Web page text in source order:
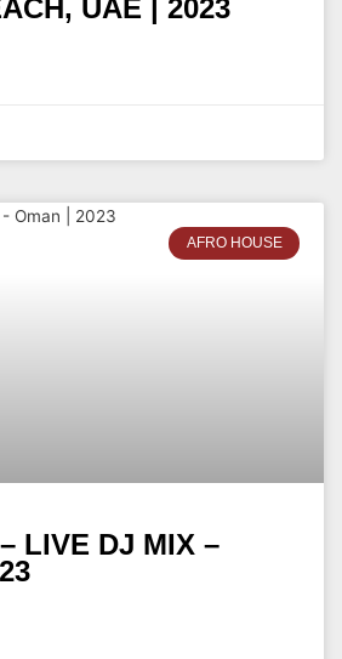
UAE | 2023
AFRO HOUSE
LIVE DJ MIX –